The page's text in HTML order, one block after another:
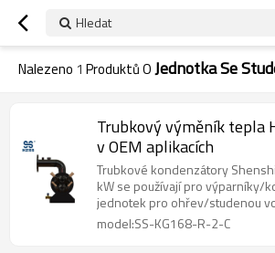
Hledat
Nalezeno 1 Produktů OJednotka Se
Trubkový výměník tepla
v OEM aplikacích
Trubkové kondenzátory
kW se používají pro výparníky/
jednotek pro ohřev/studenou
jednotek a dalších zařízení.
model:SS-KG168-R-2-C